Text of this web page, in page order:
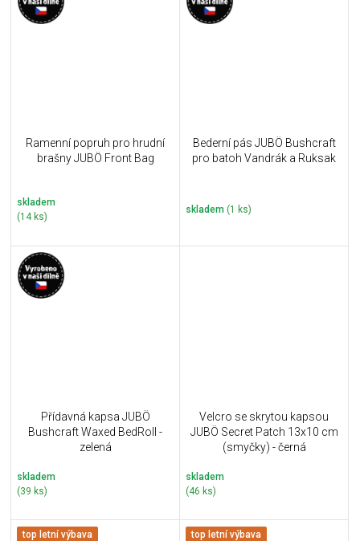
Ramenní popruh pro hrudní
brašny JUBÖ Front Bag
skladem
(14 ks)
Bederní pás JUBÖ Bushcraft
pro batoh Vandrák a Ruksak
skladem (1 ks)
Přídavná kapsa JUBÖ
Bushcraft Waxed BedRoll -
zelená
skladem
(39 ks)
Velcro se skrytou kapsou
JUBÖ Secret Patch 13x10 cm
(smyčky) - černá
skladem
(46 ks)
top letní výbava top letní výbava